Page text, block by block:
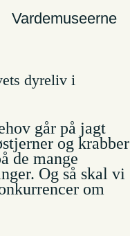
Vardemuseerne
dyreliv i
går på jagt
og krabber
de mange
Og så skal vi
om